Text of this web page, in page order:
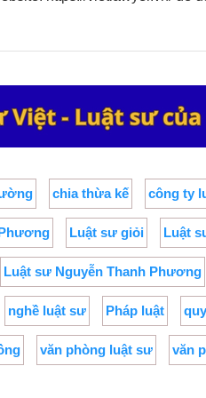
chia thừa kế công ty
Luật sư giỏi Luật
Luật sư Nguyễn Thanh Phương
nghề luật sư Pháp luật
văn phòng luật sư văn